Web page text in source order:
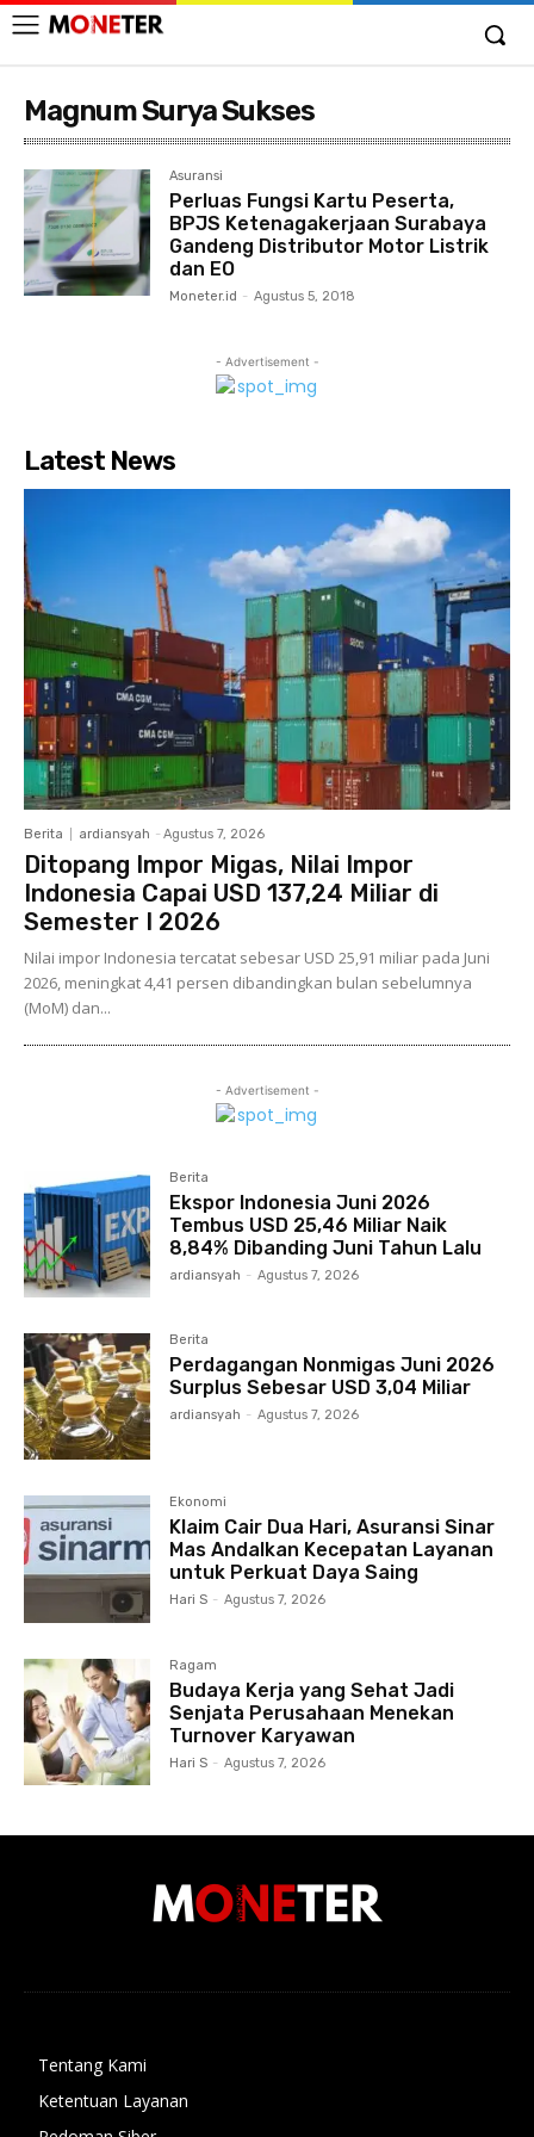
Magnum Surya Sukses
Asuransi
Perluas Fungsi Kartu Peserta,
BPJS Ketenagakerjaan Surabaya
Gandeng Distributor Motor Listrik
dan EO
Moneter.id - Agustus 5, 2018
- Advertisement -
Latest News
Berita ardiansyah - Agustus 7, 2026
Ditopang Impor Migas, Nilai Impor
Indonesia Capai USD 137,24 Miliar di
Semester I 2026
Nilai impor Indonesia tercatat sebesar USD 25,91 miliar pada Juni
2026, meningkat 4,41 persen dibandingkan bulan sebelumnya
(MoM) dan...
- Advertisement -
Berita
Ekspor Indonesia Juni 2026
Tembus USD 25,46 Miliar Naik
8,84% Dibanding Juni Tahun Lalu
ardiansyah - Agustus 7, 2026
Berita
Perdagangan Nonmigas Juni 2026
Surplus Sebesar USD 3,04 Miliar
ardiansyah - Agustus 7, 2026
Ekonomi
Klaim Cair Dua Hari, Asuransi Sinar
Mas Andalkan Kecepatan Layanan
untuk Perkuat Daya Saing
Hari S - Agustus 7, 2026
Ragam
Budaya Kerja yang Sehat Jadi
Senjata Perusahaan Menekan
Turnover Karyawan
Hari S - Agustus 7, 2026
Tentang Kami
Ketentuan Layanan